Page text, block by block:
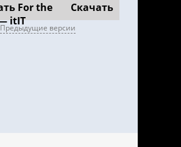
Скачать
Предыдущие версии